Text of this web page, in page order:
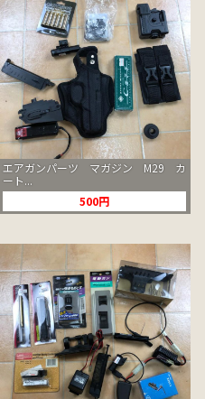
エアガンパーツ マガジン M29 カ
ート...
500円